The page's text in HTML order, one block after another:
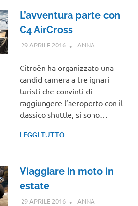
L’avventura parte con
C4 AirCross
29 APRILE 2016 ANNAEVENTI
Citroën ha organizzato una
candid camera a tre ignari
turisti che convinti di
raggiungere l’aeroporto con il
classico shuttle, si sono…
LEGGI TUTTO
Viaggiare in moto in
estate
29 APRILE 2016 ANNA